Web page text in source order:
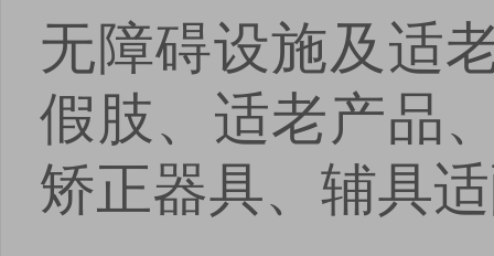
无障碍设施及适
假肢、适老产品
矫正器具、辅具